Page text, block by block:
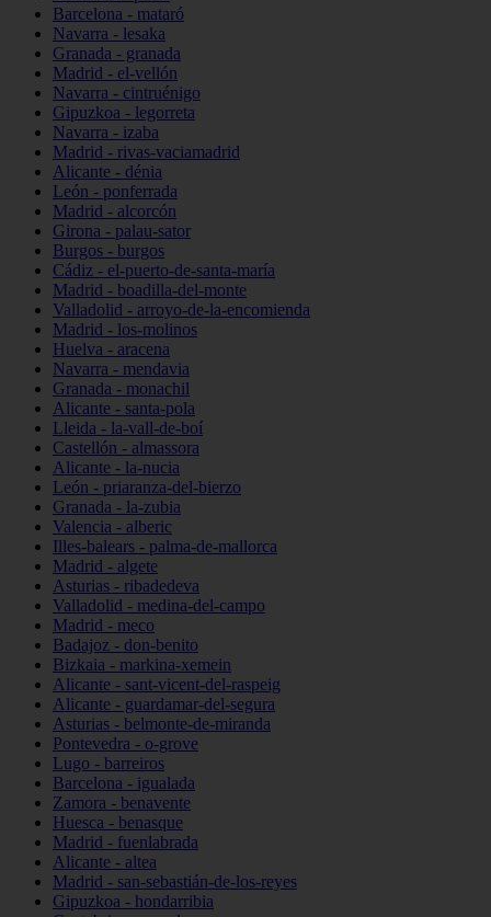
Barcelona - mataró
Navarra - lesaka
Granada - granada
Madrid - el-vellón
Navarra - cintruénigo
Gipuzkoa - legorreta
Navarra - izaba
Madrid - rivas-vaciamadrid
Alicante - dénia
León - ponferrada
Madrid - alcorcón
Girona - palau-sator
Burgos - burgos
Cádiz - el-puerto-de-santa-maría
Madrid - boadilla-del-monte
Valladolid - arroyo-de-la-encomienda
Madrid - los-molinos
Huelva - aracena
Navarra - mendavia
Granada - monachil
Alicante - santa-pola
Lleida - la-vall-de-boí
Castellón - almassora
Alicante - la-nucia
León - priaranza-del-bierzo
Granada - la-zubia
Valencia - alberic
Illes-balears - palma-de-mallorca
Madrid - algete
Asturias - ribadedeva
Valladolid - medina-del-campo
Madrid - meco
Badajoz - don-benito
Bizkaia - markina-xemein
Alicante - sant-vicent-del-raspeig
Alicante - guardamar-del-segura
Asturias - belmonte-de-miranda
Pontevedra - o-grove
Lugo - barreiros
Barcelona - igualada
Zamora - benavente
Huesca - benasque
Madrid - fuenlabrada
Alicante - altea
Madrid - san-sebastián-de-los-reyes
Gipuzkoa - hondarribia